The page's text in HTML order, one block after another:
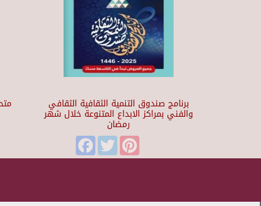
برنامج صندوق التنمية الثقافية الثقافي
والفني بمراكز الابداع المتنوعة خلال شهر
رمضان
FacebookTwitterPinterest